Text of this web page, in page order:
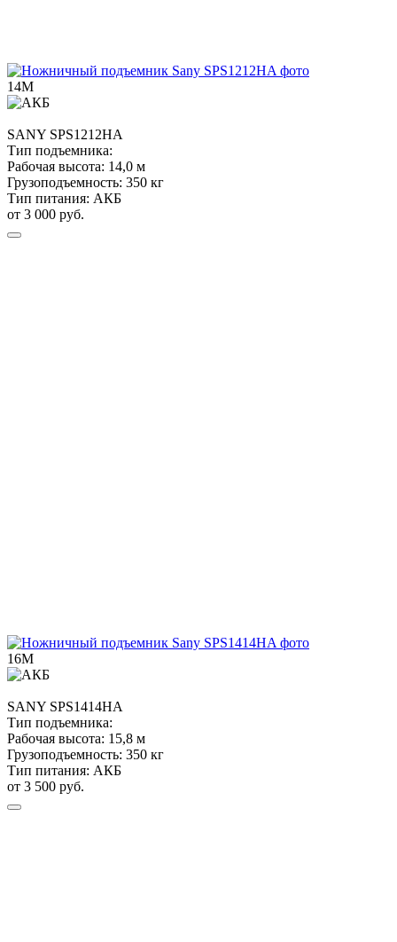
14М
SANY SPS1212HA
Тип подъемника:
Рабочая высота: 14,0 м
Грузоподъемность: 350 кг
Тип питания: АКБ
от 3 000 руб.
16М
SANY SPS1414HA
Тип подъемника:
Рабочая высота: 15,8 м
Грузоподъемность: 350 кг
Тип питания: АКБ
от 3 500 руб.